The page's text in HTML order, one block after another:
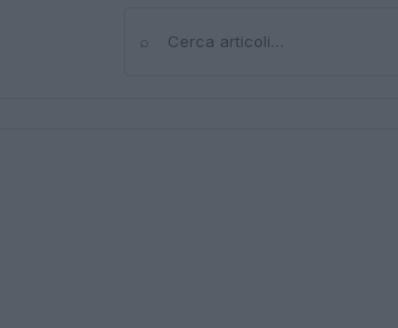
Cerca